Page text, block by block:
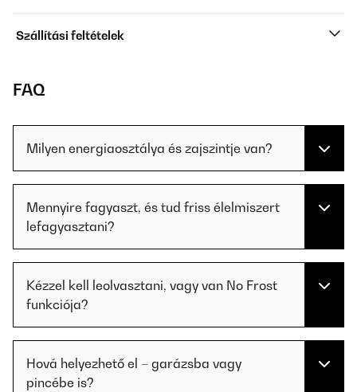
Szállítási feltételek
FAQ
Milyen energiaosztálya és zajszintje van?
Mennyire fagyaszt, és tud friss élelmiszert
lefagyasztani?
Kézzel kell leolvasztani, vagy van No Frost
funkciója?
Hová helyezhető el – garázsba vagy
pincébe is?